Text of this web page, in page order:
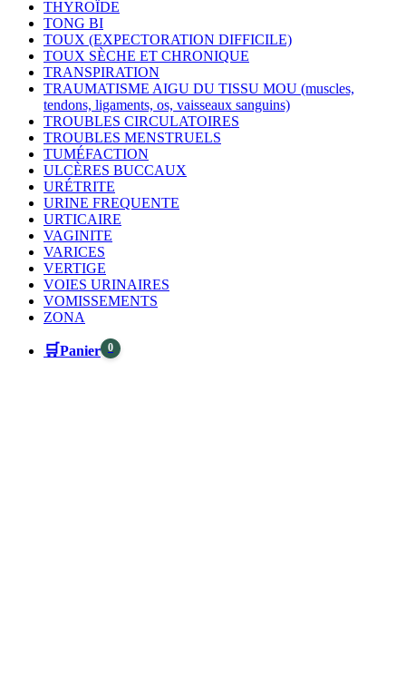
THYROÏDE
TONG BI
TOUX (EXPECTORATION DIFFICILE)
TOUX SÈCHE ET CHRONIQUE
TRANSPIRATION
TRAUMATISME AIGU DU TISSU MOU (muscles,
tendons, ligaments, os, vaisseaux sanguins)
TROUBLES CIRCULATOIRES
TROUBLES MENSTRUELS
TUMÉFACTION
ULCÈRES BUCCAUX
URÉTRITE
URINE FREQUENTE
URTICAIRE
VAGINITE
VARICES
VERTIGE
VOIES URINAIRES
VOMISSEMENTS
ZONA
🛒Panier 0